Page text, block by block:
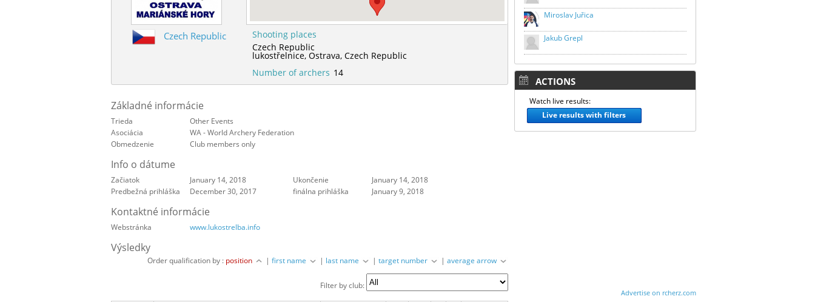
Czech Republic
Shooting places
Czech Republic
lukostřelnice,Ostrava,Czech Republic
Number of archers 14
Základné informácie
Trieda
Other Events
Asociácia
WA - World Archery Federation
Obmedzenie
Club members only
Info o dátume
Začiatok January 14, 2018 Ukončenie
January 14, 2018
Predbežná prihláška
December 30, 2017 finálna prihláška January 9, 2018
Kontaktné informácie
Webstránka www.lukostrelba.info
Výsledky
Order qualification by : position |first name | last name |target number |average arrow
Filter by club:
Miroslav Juřica
Jakub Grepl
ACTIONS
Watch live results:
Live results with filters
Advertise on rcherz.com